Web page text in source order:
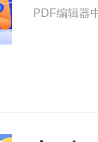
PDF编辑器